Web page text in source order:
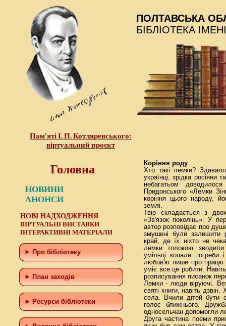
Пам’яті І. П. Котляревського:
віртуальний проєкт
ПОЛТАВСЬКА
БІБЛІОТЕКА
Головна
НОВИНИ
АНОНСИ
НОВІ НАДХОДЖЕННЯ
ВІРТУАЛЬНІ ВИСТАВКИ
ІНТЕРАКТИВНІ МАТЕРІАЛИ
Про бібліотеку
План заходів
Ресурси бібліотеки
Коріння роду
Хто такі лемки?
українці, зрідка росіяни
небагатьом
Придонського «Лемки
коріння цього народу,
землі.
Твір складається з
«Зв'язок поколінь». У
автор розповідає про
змушені були залишити
край, де їх ніхто не
лемки толокою
умільці копали погреби
любов'ю пише про працю
уміє все це робити.
розписування писанок
Лемки - люди віруючі.
святі книги, навіть
села. Вчили дітей бути
голос ближнього.
односельчан допомогли
Друга частина поеми